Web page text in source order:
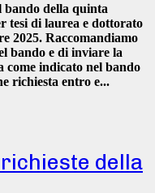
bando della quinta
tesi di laurea e dottorato
2025. Raccomandiamo
bando e di inviare la
come indicato nel bando
richiesta entro e...
della